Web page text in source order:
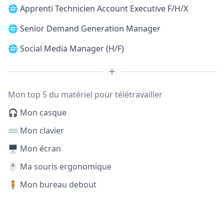
🌐 Apprenti Technicien Account Executive F/H/X
🌐 Senior Demand Generation Manager
🌐 Social Media Manager (H/F)
Mon top 5 du matériel pour télétravailler
🎧 Mon casque
⌨️ Mon clavier
🖥️ Mon écran
🖱️ Ma souris ergonomique
🧍 Mon bureau debout